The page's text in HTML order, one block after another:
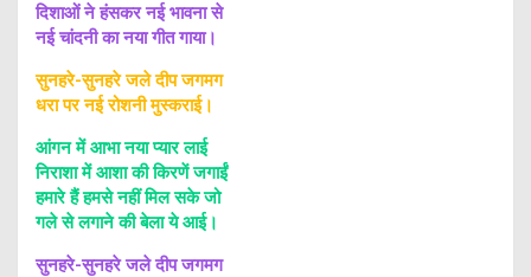
दिशाओं ने हंसकर नई भावना से
नई चांदनी का नया गीत गाया।
सुनहरे-सुनहरे जले दीप जगमग
धरा पर नई रोशनी मुस्कराई।
आंगन में आभा नया प्यार लाई
निराशा में आशा की किरणें जगाईं
हमारे हैं हमसे नहीं मिल सके जो
गले से लगाने की बेला ये आई।
सुनहरे-सुनहरे जले दीप जगमग